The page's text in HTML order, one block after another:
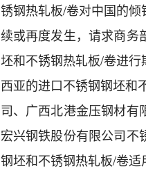
锈钢热轧板/卷对中国的倾
续或再度发生，请求商务
坯和不锈钢热轧板/卷进行
西亚的进口不锈钢钢坯和
司、广西北港金压钢材有
宏兴钢铁股份有限公司不
钢坯和不锈钢热轧板/卷适